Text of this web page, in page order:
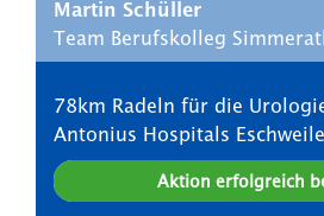
Martin Schüller
Team Berufskolleg
78km Radeln für die
Antonius Hospitals
Aktion erfolgreich